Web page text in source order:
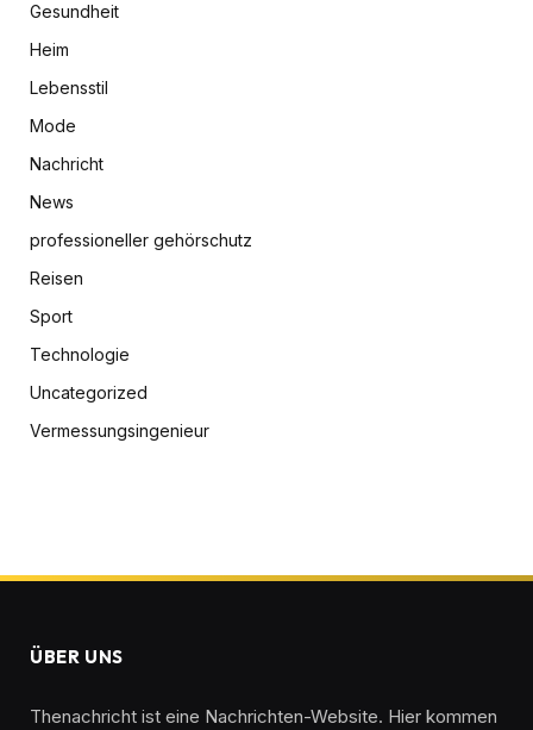
Gesundheit
Heim
Lebensstil
Mode
Nachricht
News
professioneller gehörschutz
Reisen
Sport
Technologie
Uncategorized
Vermessungsingenieur
ÜBER UNS
Thenachricht ist eine Nachrichten-Website. Hier kommen